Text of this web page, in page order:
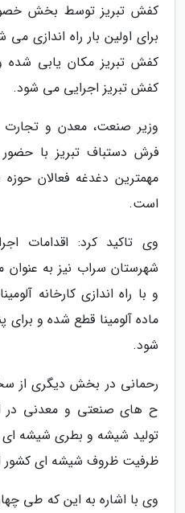
برای اولین بار راه اندازی
کفش تبریز مکان یابی شده
کفش تبریز اجرایی می شود.
وزیر صنعت، معدن و تجارت
فرش دستباف تبریز با
مهمترین دغدغه فعالان حوزه
است.
وی تاکید کرد: اقدامات
شهرستان سراب نیز به عنوان
و با راه اندازی کارخانه
ماده آلومینا قطع شده و برای
شود.
رحمانی در بخش دیگری از
ح های صنعتی و معدنی در
ظرفیت ظروف شیشه ای کشور
وی با اشاره به این که طی